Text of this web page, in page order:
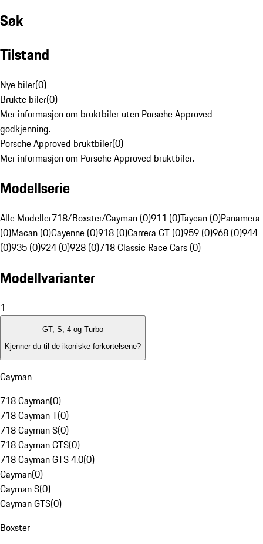
Søk
Tilstand
Nye biler(0)
Brukte biler(0)
Mer informasjon om bruktbiler uten Porsche Approved-
godkjenning.
Porsche Approved bruktbiler(0)
Mer informasjon om Porsche Approved bruktbiler.
Modellserie
Alle Modeller718/Boxster/Cayman (0)911 (0)Taycan (0)Panamera
(0)Macan (0)Cayenne (0)918 (0)Carrera GT (0)959 (0)968 (0)944
(0)935 (0)924 (0)928 (0)718 Classic Race Cars (0)
Modellvarianter
1
GT, S, 4 og Turbo
Kjenner du til de ikoniske forkortelsene?
Cayman
718 Cayman(0)
718 Cayman T(0)
718 Cayman S(0)
718 Cayman GTS(0)
718 Cayman GTS 4.0(0)
Cayman(0)
Cayman S(0)
Cayman GTS(0)
Boxster